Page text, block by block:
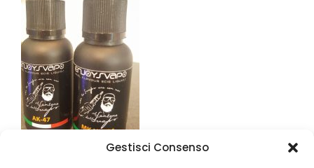
Gestisci Consenso